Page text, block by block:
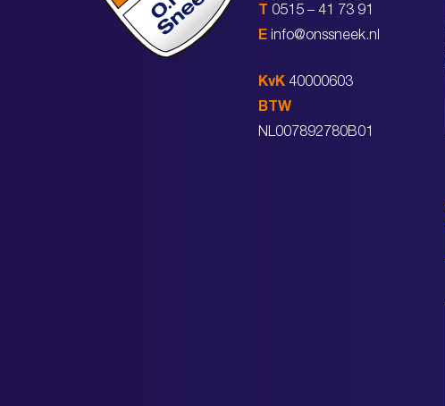
T 0515 – 41 73 91
E info@onssneek.nl
KvK 40000603
BTW
NL007892780B01